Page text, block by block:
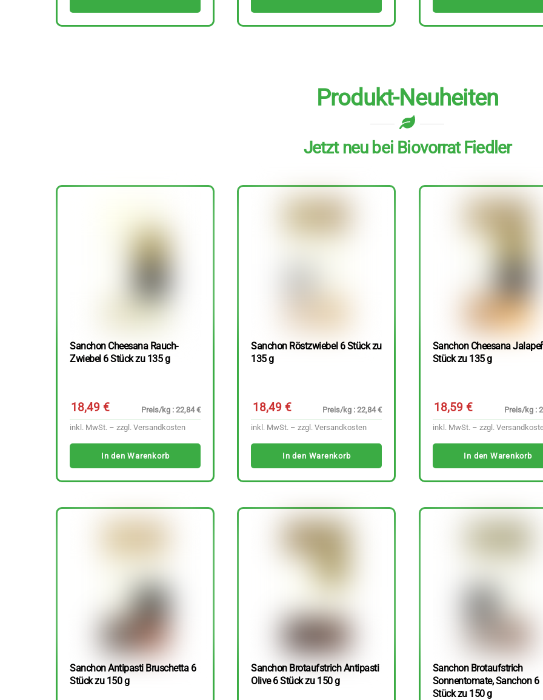
Produkt-Neuheiten
Jetzt neu bei Biovorrat Fiedler
Sanchon Cheesana Rauch-
Zwiebel 6 Stück zu 135 g
18,49€
Preis/kg : 22,84 €
inkl. MwSt. – zzgl. Versandkosten
In den Warenkorb
Sanchon Röstzwiebel 6 Stück zu
135 g
18,49 €
Preis/kg : 22,84 €
inkl. MwSt. – zzgl.Versandkosten
In den Warenkorb
Sanchon Cheesana
Stück zu 135 g
18,59 €
Preis/kg :
inkl. MwSt. – zzgl.
In den Warenkorb
Sanchon Antipasti Bruschetta 6
Stück zu 150 g
Sanchon Brotaufstrich Antipasti
Olive 6 Stück zu 150 g
Sanchon Brotaufstrich
Sonnentomate, Sanchon 6
Stück zu 150 g